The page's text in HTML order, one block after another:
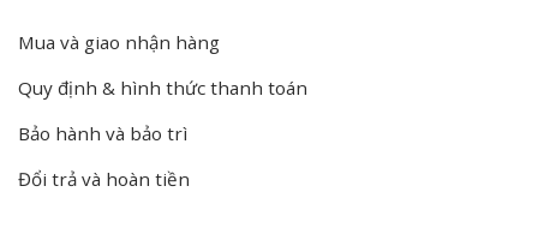
Mua và giao nhận hàng
Quy định & hình thức thanh toán
Bảo hành và bảo trì
Đổi trả và hoàn tiền